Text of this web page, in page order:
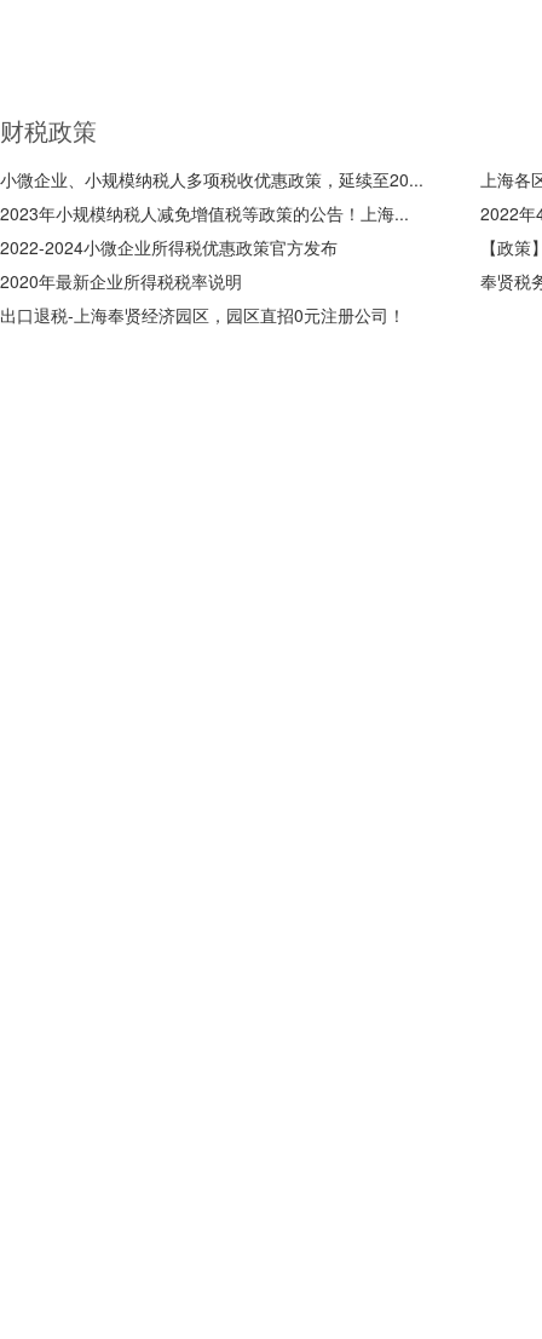
财税政策
小微企业、小规模纳税人多项税收优惠政策，延续至20...
上海各
2023年小规模纳税人减免增值税等政策的公告！上海...
2022年
2022-2024小微企业所得税优惠政策官方发布
【政
2020年最新企业所得税税率说明
奉贤税
出口退税-上海奉贤经济园区，园区直招0元注册公司！